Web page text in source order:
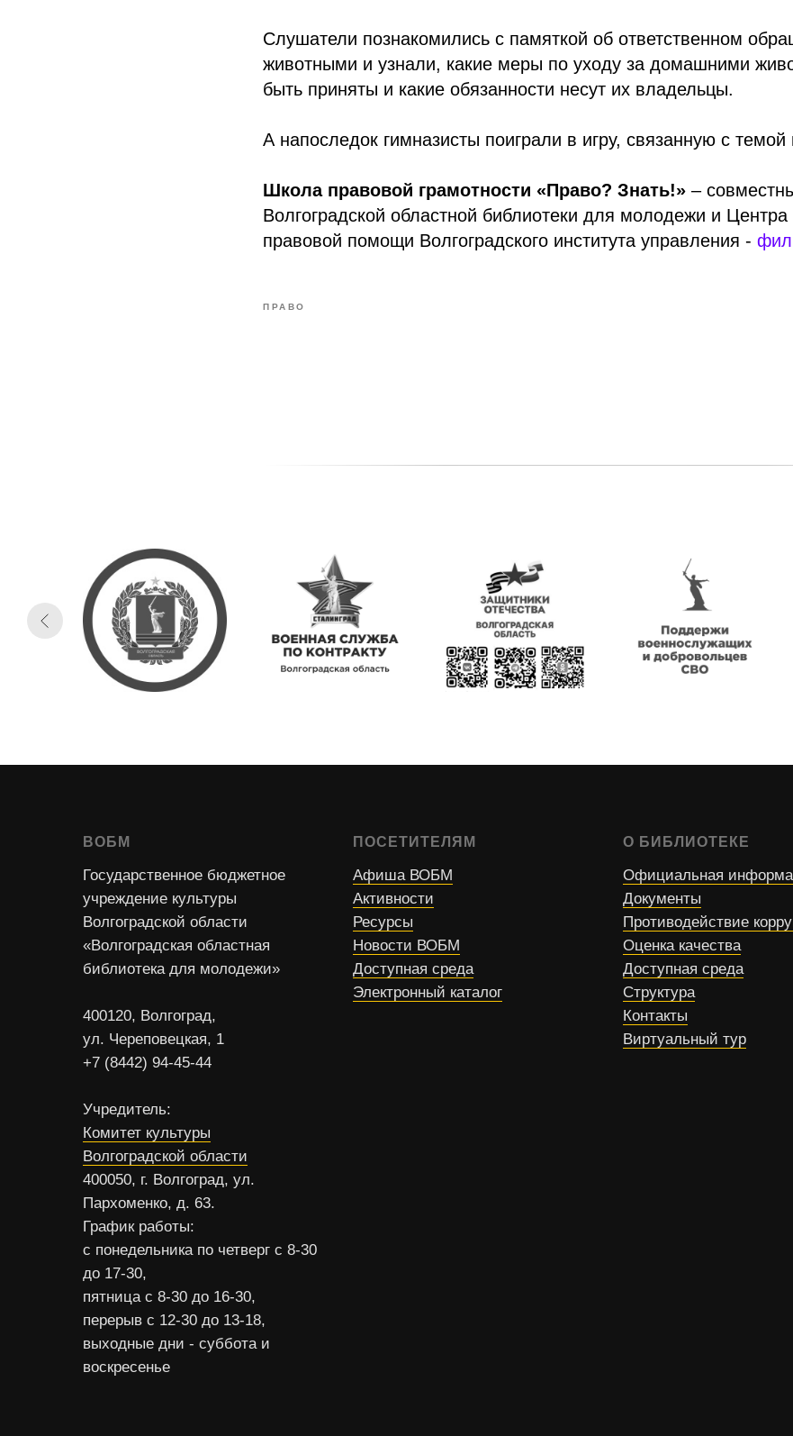
Слушатели познакомились с памяткой об ответственном
животными и узнали, какие меры по уходу за домашними
быть приняты и какие обязанности несут их владельцы.
А напоследок гимназисты поиграли в игру, связанную с темой
Школа правовой грамотности «Право? Знать!» –
Волгоградской областной библиотеки для молодежи и Центра
правовой помощи Волгоградского института управления -
ПРАВО
ВОБМ
Государственное бюджетное
учреждение культуры
Волгоградской области
«Волгоградская областная
библиотека для молодежи»
400120, Волгоград,
ул. Череповецкая, 1
+7 (8442) 94-45-44
Учредитель:
Комитет культуры
Волгоградской области
400050, г. Волгоград, ул.
Пархоменко, д. 63.
График работы:
с понедельника по четверг с 8-30
до 17-30,
пятница с 8-30 до 16-30,
перерыв с 12-30 до 13-18,
выходные дни - суббота и
воскресенье
ПОСЕТИТЕЛЯМ
Афиша ВОБМ
Активности
Ресурсы
Новости ВОБМ
Доступная среда
Электронный каталог
О БИБЛИОТЕКЕ
Официальная
Документы
Противодействие
Оценка качества
Доступная среда
Структура
Контакты
Виртуальный тур